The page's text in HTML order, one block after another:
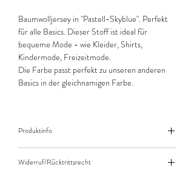
Baumwolljersey in "Pastell-Skyblue". Perfekt
für alle Basics. Dieser Stoff ist ideal für
bequeme Mode - wie Kleider, Shirts,
Kindermode, Freizeitmode.
Die Farbe passt perfekt zu unseren anderen
Basics in der gleichnamigen Farbe.
Produktinfo
10cm (0,1m) Länge des Stoffes.
Widerruf/Rücktrittsrecht